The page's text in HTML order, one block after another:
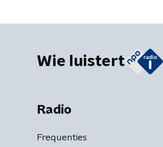
Wie luistert
Radio
Frequenties